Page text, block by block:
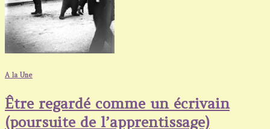
A la Une
Être regardé comme un écrivain
(poursuite de l’apprentissage)